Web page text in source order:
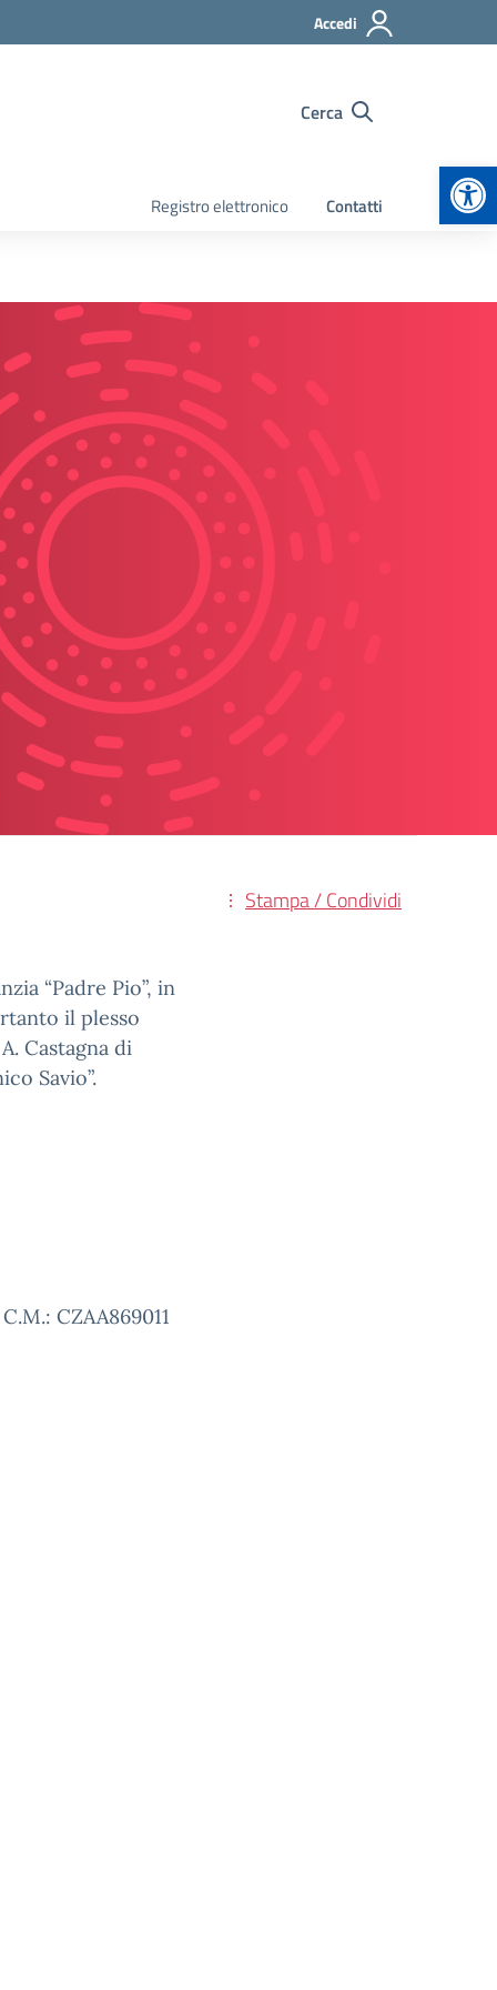
Accedi
Cerca
Registro elettronico Contatti
Stampa / Condividi
“Padre Pio”, in
il plesso
Castagna di
Savio”.
CZAA869011